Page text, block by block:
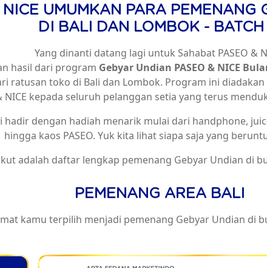
NICE UMUMKAN PARA PEMENANG
DI BALI DAN LOMBOK - BATCH
Yang dinanti datang lagi untuk Sahabat PASEO &
hasil dari program Gebyar Undian PASEO & NICE
ratusan toko di Bali dan Lombok. Program ini
NICE kepada seluruh pelanggan setia yang terus
hadir dengan hadiah menarik mulai dari handphone,
hingga kaos PASEO. Yuk kita lihat siapa saja yang
adalah daftar lengkap pemenang Gebyar Undian di
PEMENANG AREA BALI
kamu terpilih menjadi pemenang Gebyar Undian di